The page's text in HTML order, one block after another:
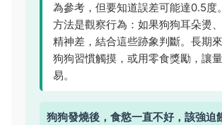
為參考，但要知道誤差可能達0.5度
方法是觀察行為：如果狗狗耳朵燙、
精神差，結合這些跡象判斷。長期
狗狗習慣觸摸，或用零食獎勵，讓
易。
狗狗發燒後，食慾一直不好，該強迫